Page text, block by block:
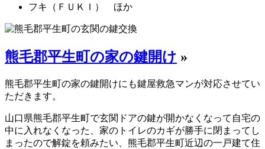
フキ（ＦＵＫＩ） ほか
熊毛郡平生町の家の鍵開け »
熊毛郡平生町の家の鍵開けにも鍵屋救急マンが対応させてい
ただきます。
山口県熊毛郡平生町で玄関ドアの鍵が開かなくなって自宅の
中に入れなくなった、家のトイレのカギが勝手に閉まってし
まったので解錠を頼みたい、熊毛郡平生町近辺の一戸建て住